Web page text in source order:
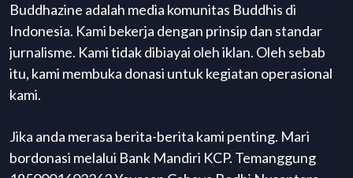
Buddhazine adalah media komunitas Buddhis di
Indonesia. Kami bekerja dengan prinsip dan standar
jurnalisme. Kami tidak dibiayai oleh iklan. Oleh sebab
itu, kami membuka donasi untuk kegiatan operasional
kami.
Jika anda merasa berita-berita kami penting. Mari
bordonasi melalui Bank Mandiri KCP. Temanggung